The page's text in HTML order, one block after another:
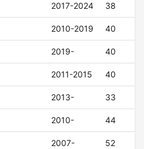
2017-2024 38
2010-2019 40
2019- 40
2011-2015 40
2013- 33
2010- 44
2007- 52